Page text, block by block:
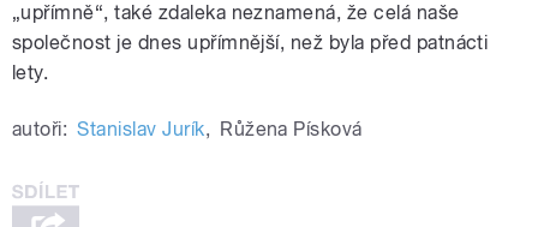
„upřímně“, také zdaleka neznamená, že celá naše
společnost je dnes upřímnější, než byla před patnácti
lety.
autoři: Stanislav Jurík, Růžena Písková